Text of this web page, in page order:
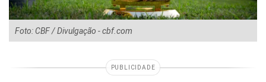
Foto: CBF / Divulgação - cbf.com
PUBLICIDADE